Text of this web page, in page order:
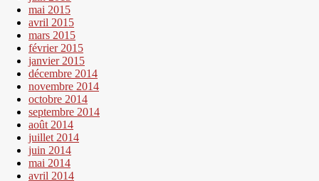
mai 2015
avril 2015
mars 2015
février 2015
janvier 2015
décembre 2014
novembre 2014
octobre 2014
septembre 2014
août 2014
juillet 2014
juin 2014
mai 2014
avril 2014